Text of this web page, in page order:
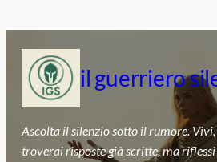
contenuto
il guerriero
Ascolta il silenzio sotto il rumore.
troverai risposte già scritte, ma riflessi